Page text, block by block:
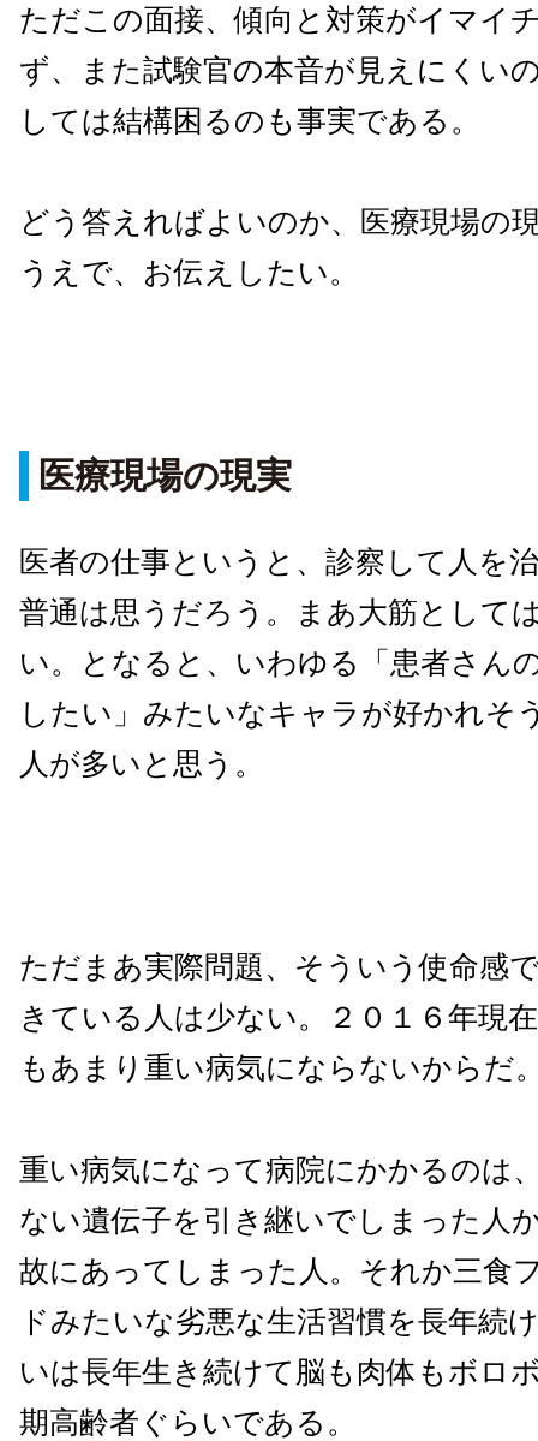
ただこの面接、傾向と対策がイマイ
ず、また試験官の本音が見えにくい
しては結構困るのも事実である。
どう答えればよいのか、医療現場の
うえで、お伝えしたい。
医療現場の現実
医者の仕事というと、診察して人を
普通は思うだろう。まあ大筋として
い。となると、いわゆる「患者さん
したい」みたいなキャラが好かれそ
人が多いと思う。
ただまあ実際問題、そういう使命感
きている人は少ない。２０１６年現
もあまり重い病気にならないからだ
重い病気になって病院にかかるのは
ない遺伝子を引き継いでしまった人
故にあってしまった人。それか三食
ドみたいな劣悪な生活習慣を長年続
いは長年生き続けて脳も肉体もボロ
期高齢者ぐらいである。